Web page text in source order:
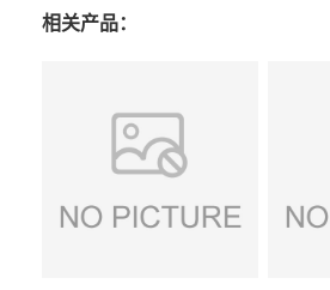
相关产品：